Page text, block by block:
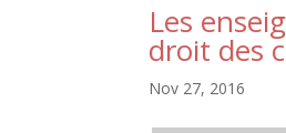
Les
droit des
Nov 27, 2016